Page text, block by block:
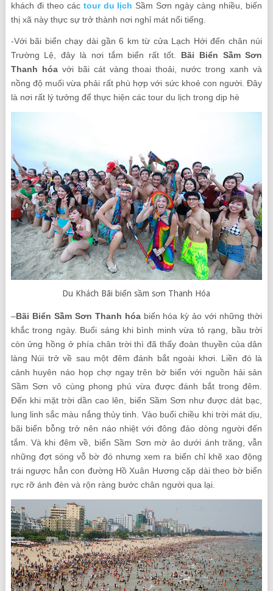
khách đi theo các tour du lịch Sầm Sơn ngày càng nhiều, biến
thị xã này thực sự trở thành nơi nghỉ mát nổi tiếng.
-Với bãi biển chạy dài gần 6 km từ cửa Lạch Hới đến chân núi
Trường Lệ, đây là nơi tắm biển rất tốt. Bãi Biển Sầm Sơn
Thanh hóavới bãi cát vàng thoai thoải, nước trong xanh và
nồng độ muối vừa phải rất phù hợp với sức khoẻ con người. Đây
là nơi rất lý tưởng để thực hiện các tour du lịch trong dịp hè
Du Khách Bãi biển sầm sơn Thanh Hóa
–Bãi Biển Sầm Sơn Thanh hóabiến hóa kỳ ảo với những thời
khắc trong ngày. Buổi sáng khi bình minh vừa tỏ rạng, bầu trời
còn ửng hồng ở phía chân trời thì đã thấy đoàn thuyền của dân
làng Núi trở về sau một đêm đánh bắt ngoài khơi. Liền đó là
cảnh huyên náo họp chợ ngay trên bờ biển với nguồn hải sản
Sầm Sơn vô cùng phong phú vừa được đánh bắt trong đêm.
Đến khi mặt trời dần cao lên, biển Sầm Sơn như được dát bạc,
lung linh sắc màu nắng thủy tinh. Vào buổi chiều khi trời mát dịu,
bãi biển bỗng trở nên náo nhiệt với đông đảo dòng người đến
tắm. Và khi đêm về, biển Sầm Sơn mờ ảo dưới ánh trăng, vẫn
những đợt sóng vỗ bờ đó nhưng xem ra biển chỉ khẽ xao động
trái ngược hẳn con đường Hồ Xuân Hương cặp dài theo bờ biển
rực rỡ ánh đèn và rộn ràng bước chân người qua lại.